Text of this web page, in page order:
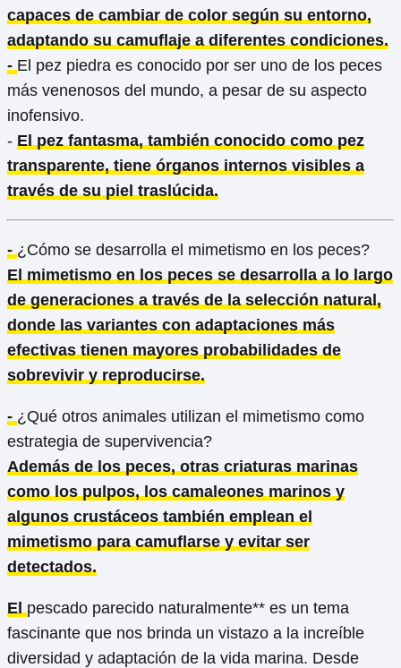
capaces de cambiar de color según su entorno,
adaptando su camuflaje a diferentes condiciones.
- El pez piedra es conocido por ser uno de los peces
más venenosos del mundo, a pesar de su aspecto
inofensivo.
- El pez fantasma, también conocido como pez
transparente, tiene órganos internos visibles a
través de su piel traslúcida.
- ¿Cómo se desarrolla el mimetismo en los peces?
El mimetismo en los peces se desarrolla a lo largo
de generaciones a través de la selección natural,
donde las variantes con adaptaciones más
efectivas tienen mayores probabilidades de
sobrevivir y reproducirse.
- ¿Qué otros animales utilizan el mimetismo como
estrategia de supervivencia?
Además de los peces, otras criaturas marinas
como los pulpos, los camaleones marinos y
algunos crustáceos también emplean el
mimetismo para camuflarse y evitar ser
detectados.
El pescado parecido naturalmente** es un tema
fascinante que nos brinda un vistazo a la increíble
diversidad y adaptación de la vida marina. Desde